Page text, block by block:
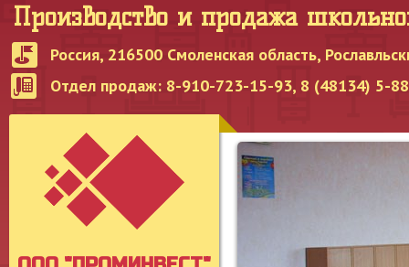
Россия, 216500 Смоленская область,
Отдел продаж: 8-910-723-15-93, 8 (48134) 5-
Производство и продажа